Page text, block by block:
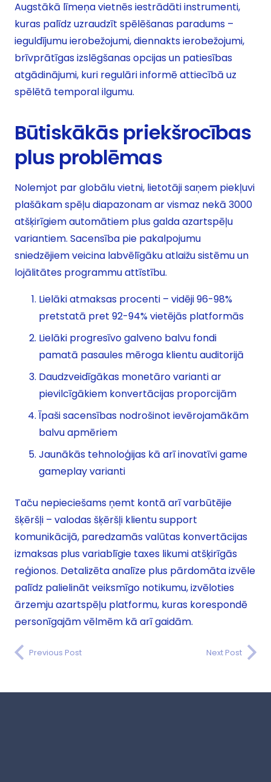
Augstākā līmeņa vietnēs iestrādāti instrumenti,
kuras palīdz uzraudzīt spēlēšanas paradums –
ieguldījumu ierobežojumi, diennakts ierobežojumi,
brīvprātīgas izslēgšanas opcijas un patiesības
atgādinājumi, kuri regulāri informē attiecībā uz
spēlētā temporal ilgumu.
Būtiskākās priekšrocības
plus problēmas
Nolemjot par globālu vietni, lietotāji saņem piekļuvi
plašākam spēļu diapazonam ar vismaz nekā 3000
atšķirīgiem automātiem plus galda azartspēļu
variantiem. Sacensība pie pakalpojumu
sniedzējiem veicina labvēlīgāku atlaižu sistēmu un
lojālitātes programmu attīstību.
Lielāki atmaksas procenti – vidēji 96-98%
pretstatā pret 92-94% vietējās platformās
Lielāki progresīvo galveno balvu fondi
pamatā pasaules mēroga klientu auditorijā
Daudzveidīgākas monetāro varianti ar
pievilcīgākiem konvertācijas proporcijām
Īpaši sacensības nodrošinot ievērojamākām
balvu apmēriem
Jaunākās tehnoloģijas kā arī inovatīvi game
gameplay varianti
Taču nepieciešams ņemt kontā arī varbūtējie
šķēršļi – valodas šķēršļi klientu support
komunikācijā, paredzamās valūtas konvertācijas
izmaksas plus variablīgie taxes likumi atšķirīgās
reģionos. Detalizēta analīze plus pārdomāta izvēle
palīdz palielināt veiksmīgo notikumu, izvēloties
ārzemju azartspēļu platformu, kuras korespondē
personīgajām vēlmēm kā arī gaidām.
Previous Post Next Post